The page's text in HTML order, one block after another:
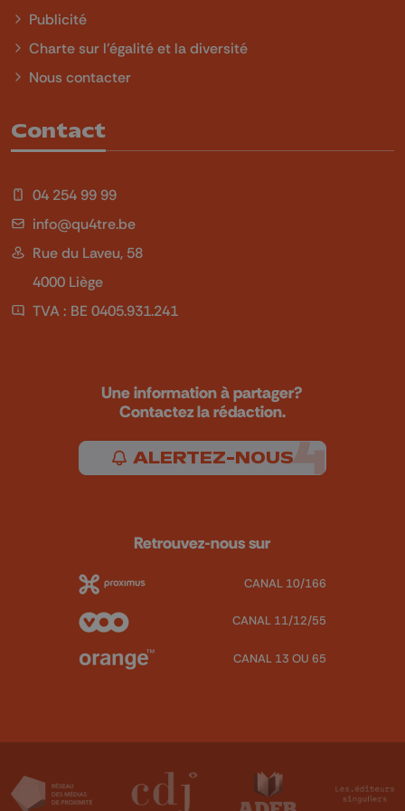
Publicité
Charte sur l'égalité et la diversité
Nous contacter
Contact
04 254 99 99
info@qu4tre.be
Rue du Laveu, 58
4000 Liège
TVA : BE 0405.931.241
Une information à partager?
Contactez la rédaction.
ALERTEZ-NOUS
Retrouvez-nous sur
CANAL 10/166
CANAL 11/12/55
CANAL 13 OU 65